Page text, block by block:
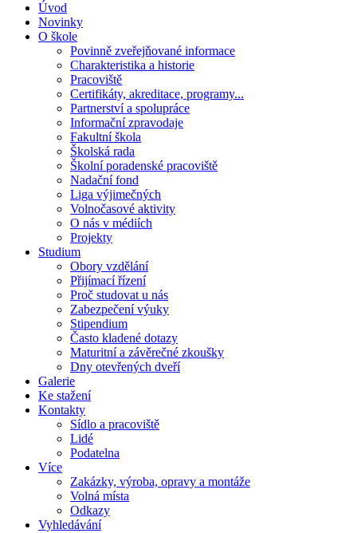
Úvod
Novinky
O škole
Povinně zveřejňované informace
Charakteristika a historie
Pracoviště
Certifikáty, akreditace, programy...
Partnerství a spolupráce
Informační zpravodaje
Fakultní škola
Školská rada
Školní poradenské pracoviště
Nadační fond
Liga výjimečných
Volnočasové aktivity
O nás v médiích
Projekty
Studium
Obory vzdělání
Přijímací řízení
Proč studovat u nás
Zabezpečení výuky
Stipendium
Často kladené dotazy
Maturitní a závěrečné zkoušky
Dny otevřených dveří
Galerie
Ke stažení
Kontakty
Sídlo a pracoviště
Lidé
Podatelna
Více
Zakázky, výroba, opravy a montáže
Volná místa
Odkazy
Vyhledávání